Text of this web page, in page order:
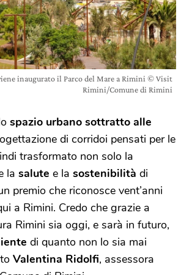
inaugurato il Parco del Mare a Rimini © Visit
Rimini/Comune di Rimini
spazio urbano sottratto alle
di corridoi pensati per le
trasformato non solo la
la salute e la sostenibilità di
premio che riconosce vent’anni
a Rimini. Credo che grazie a
Rimini sia oggi, e sarà in futuro,
di quanto non lo sia mai
Valentina Ridolfi, assessora